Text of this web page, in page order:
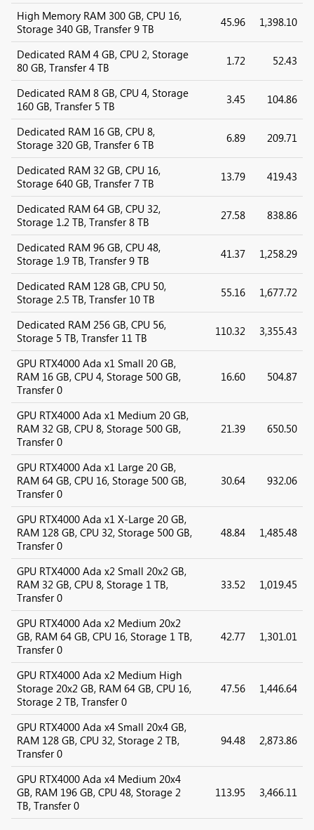
High Memory RAM 300 GB, CPU 16,
Storage 340 GB, Transfer 9 TB
45.96 1,398.10
Dedicated RAM 4 GB, CPU 2, Storage
80 GB, Transfer 4 TB
1.72 52.43
Dedicated RAM 8 GB, CPU 4, Storage
160 GB, Transfer 5 TB
3.45 104.86
Dedicated RAM 16 GB, CPU 8,
Storage 320 GB, Transfer 6 TB
6.89 209.71
Dedicated RAM 32 GB, CPU 16,
Storage 640 GB, Transfer 7 TB
13.79 419.43
Dedicated RAM 64 GB, CPU 32,
Storage 1.2 TB, Transfer 8 TB
27.58 838.86
Dedicated RAM 96 GB, CPU 48,
Storage 1.9 TB, Transfer 9 TB
41.37 1,258.29
Dedicated RAM 128 GB, CPU 50,
Storage 2.5 TB, Transfer 10 TB
55.16 1,677.72
Dedicated RAM 256 GB, CPU 56,
Storage 5 TB, Transfer 11 TB
110.32 3,355.43
GPU RTX4000 Ada x1 Small 20 GB,
RAM 16 GB, CPU 4, Storage 500 GB,
Transfer 0
16.60 504.87
GPU RTX4000 Ada x1 Medium 20 GB,
RAM 32 GB, CPU 8, Storage 500 GB,
Transfer 0
21.39 650.50
GPU RTX4000 Ada x1 Large 20 GB,
RAM 64 GB, CPU 16, Storage 500 GB,
Transfer 0
30.64 932.06
GPU RTX4000 Ada x1 X-Large 20 GB,
RAM 128 GB, CPU 32, Storage 500 GB,
Transfer 0
48.84 1,485.48
GPU RTX4000 Ada x2 Small 20x2 GB,
RAM 32 GB, CPU 8, Storage 1 TB,
Transfer 0
33.52 1,019.45
GPU RTX4000 Ada x2 Medium 20x2
GB, RAM 64 GB, CPU 16, Storage 1 TB,
Transfer 0
42.77 1,301.01
GPU RTX4000 Ada x2 Medium High
Storage 20x2 GB, RAM 64 GB, CPU 16,
Storage 2 TB, Transfer 0
47.56 1,446.64
GPU RTX4000 Ada x4 Small 20x4 GB,
RAM 128 GB, CPU 32, Storage 2 TB,
Transfer 0
94.48 2,873.86
GPU RTX4000 Ada x4 Medium 20x4
GB, RAM 196 GB, CPU 48, Storage 2
TB, Transfer 0
113.95 3,466.11